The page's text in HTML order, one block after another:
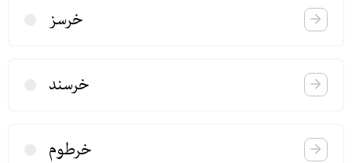
خرسز
خرسند
خرطوم